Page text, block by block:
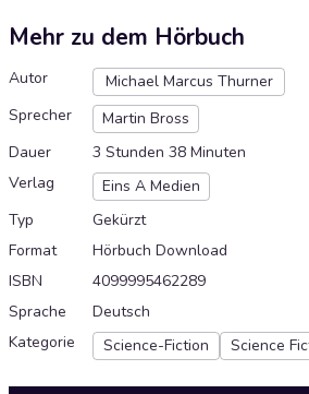
Mehr zu dem Hörbuch
Autor
Michael Marcus Thurner
Sprecher
Martin Bross
Dauer
3 Stunden 38 Minuten
Verlag
Eins A Medien
Typ
Gekürzt
Format
Hörbuch Download
ISBN
4099995462289
Sprache
Deutsch
Kategorie
Science-Fiction Science